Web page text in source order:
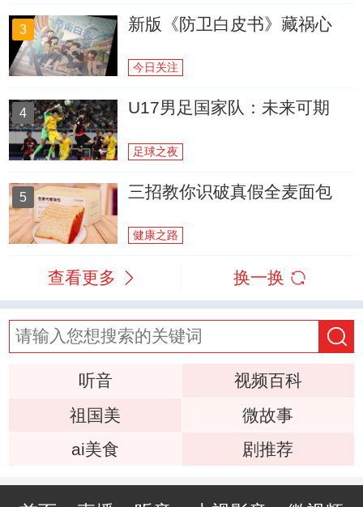
3 新版《防卫白皮书》藏祸心
今日关注
4 U17男足国家队：未来可期
足球之夜
5 三招教你识破真假全麦面包
健康之路
查看更多 换一换
听音
视频百科
祖国美
微故事
ai美食
剧推荐